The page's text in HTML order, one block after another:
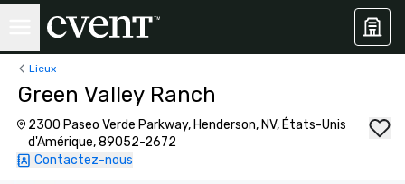
Lieux
Green Valley Ranch
2300 Paseo Verde Parkway, Henderson, NV, États-Unis
d'Amérique, 89052-2672
Contactez-nous